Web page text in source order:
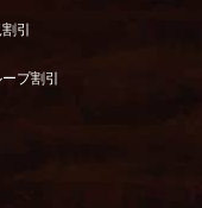
引
プ割引